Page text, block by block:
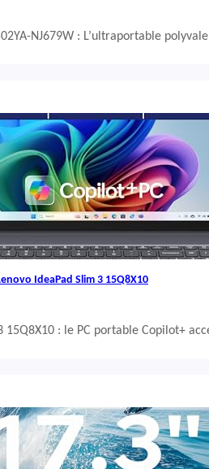
NJ679W : L’ultraportable
IdeaPad Slim 3 15Q8X10
15Q8X10 : le PC portable Copilot+